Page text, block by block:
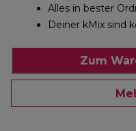
Alles in bester
Deiner kMix sind
Zum